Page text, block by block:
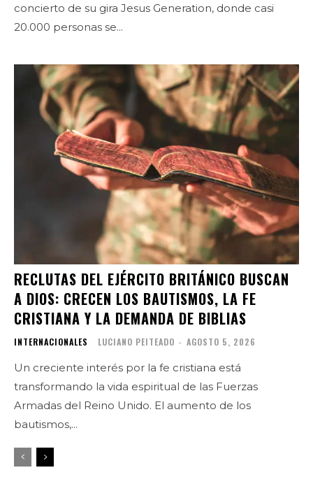
concierto de su gira Jesus Generation, donde casi
20.000 personas se...
RECLUTAS DEL EJÉRCITO BRITÁNICO BUSCAN
A DIOS: CRECEN LOS BAUTISMOS, LA FE
CRISTIANA Y LA DEMANDA DE BIBLIAS
INTERNACIONALES LUCIANO PEITEADO - AGOSTO 5, 2026
Un creciente interés por la fe cristiana está
transformando la vida espiritual de las Fuerzas
Armadas del Reino Unido. El aumento de los
bautismos,...